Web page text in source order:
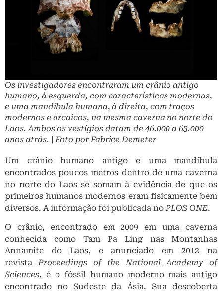
Os investigadores encontraram um crânio antigo
humano, à esquerda, com características modernas,
e uma mandíbula humana, à direita, com traços
modernos e arcaicos, na mesma caverna no norte do
Laos. Ambos os vestígios datam de 46.000 a 63.000
anos atrás. | Foto por Fabrice Demeter
Um crânio humano antigo e uma mandíbula
encontrados poucos metros dentro de uma caverna
no norte do Laos se somam à evidência de que os
primeiros humanos modernos eram fisicamente bem
diversos. A informação foi publicada no PLOS ONE.
O crânio, encontrado em 2009 em uma caverna
conhecida como Tam Pa Ling nas Montanhas
Annamite do Laos, e anunciado em 2012 na
revistaProceedings of the National Academy of
Sciences, é o fóssil humano moderno mais antigo
encontrado no Sudeste da Ásia. Sua descoberta